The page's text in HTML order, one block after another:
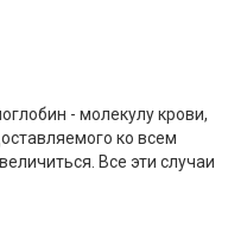
- молекулу крови,
ко всем
Все эти случаи